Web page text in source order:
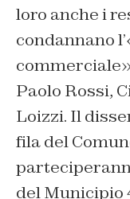
loro anche i
condannano
Paolo Rossi,
Loizzi. Il
fila del
del Municipio